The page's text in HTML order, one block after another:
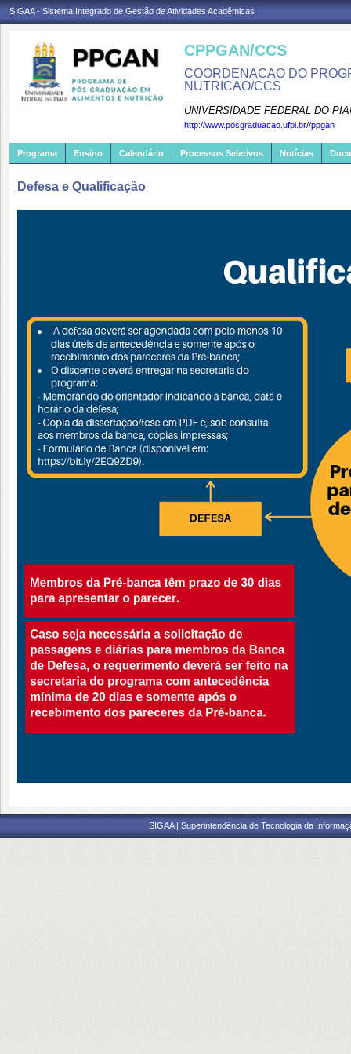
SIGAA - Sistema Integrado de Gestão de Atividades Acadêmicas
CPPGAN/CCS
COORDENACAO DO
NUTRICAO/CCS
UNIVERSIDADE FEDERAL DO
http://www.posgraduacao.ufpi.br//ppgan
Programa Ensino Calendário Processos Seletivos Notícias
Defesa e Qualificação
SIGAA | Superintendência de Tecnologia da